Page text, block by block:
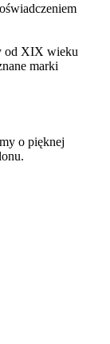
od XIX wieku
marki
o pięknej